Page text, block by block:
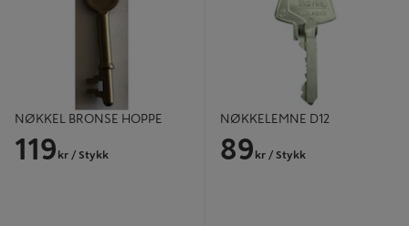
NØKKEL BRONSE HOPPE
119 kr / Stykk
NØKKELEMNE D12
89 kr / Stykk